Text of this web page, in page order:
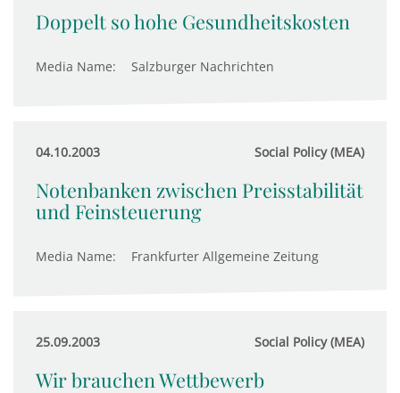
Doppelt so hohe Gesundheitskosten
Media Name: Salzburger Nachrichten
04.10.2003 Social Policy (MEA)
Notenbanken zwischen Preisstabilität
und Feinsteuerung
Media Name: Frankfurter Allgemeine Zeitung
25.09.2003 Social Policy (MEA)
Wir brauchen Wettbewerb